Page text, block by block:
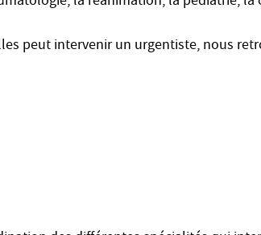
peut intervenir un urgentiste, nous